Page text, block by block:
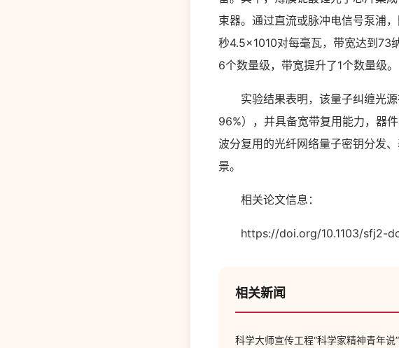
束器。通过直流或脉冲电信号泵浦
秒4.5×1010对每毫瓦，带宽达到73
6个数量级，带宽提升了1个数量级。
实验结果表明，该量子纠缠光源
96%），并具备宽带复用能力，器
波分复用的光纤网络量子密钥分发
景。
相关论文信息：
https://doi.org/10.1103/sfj2-
相关新闻
科学大师宣传工程“科学家精神青年说